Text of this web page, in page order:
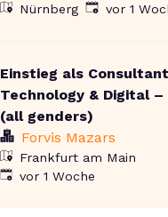
Nürnberg vor 1
Einstieg als Consultant
Technology & Digital –
(all genders)
Forvis Mazars
Frankfurt am Main
Veröffentlicht:
vor 1 Woche